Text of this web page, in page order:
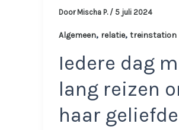
Door Mischa P. / 5 juli 2024
Algemeen, relatie, treinstation
Iedere dag
lang reizen
haar